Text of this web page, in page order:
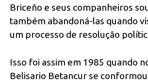
Briceño e seus companheiros
também abandoná-las quando
um processo de resolução
Isso foi assim em 1985 quando
Belisario Betancur se conformou